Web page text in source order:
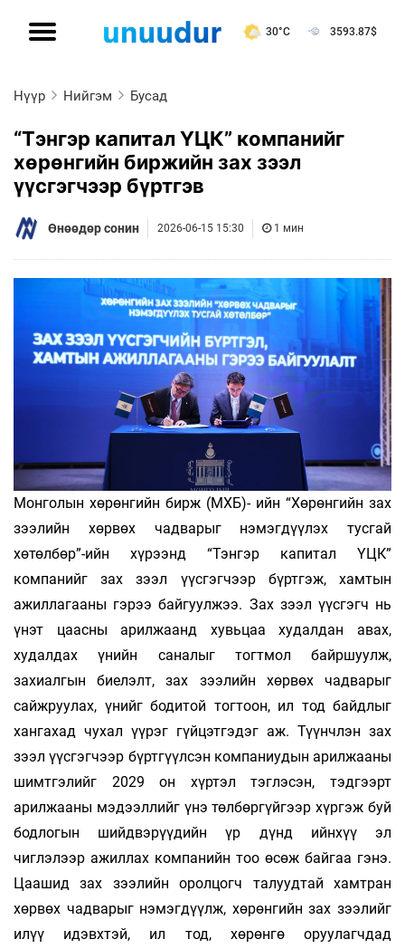
30°C 3593.87$
Нүүр Нийгэм Бусад
“Тэнгэр капитал ҮЦК” компанийг
хөрөнгийн биржийн зах зээл
үүсгэгчээр бүртгэв
Өнөөдөр сонин 2026-06-15 15:30 1 мин
Монголын хөрөнгийн бирж (МХБ)- ийн “Хөрөнгийн зах
зээлийн хөрвөх чадварыг нэмэгдүүлэх тусгай
хөтөлбөр”-ийн хүрээнд “Тэнгэр капитал ҮЦК”
компанийг зах зээл үүсгэгчээр бүртгэж, хамтын
ажиллагааны гэрээ байгуулжээ. Зах зээл үүсгэгч нь
үнэт цаасны арилжаанд хувьцаа худалдан авах,
худалдах үнийн саналыг тогтмол байршуулж,
захиалгын биелэлт, зах зээлийн хөрвөх чадварыг
сайжруулах, үнийг бодитой тогтоон, ил тод байдлыг
хангахад чухал үүрэг гүйцэтгэдэг аж. Түүнчлэн зах
зээл үүсгэгчээр бүртгүүлсэн компаниудын арилжааны
шимтгэлийг 2029 он хүртэл тэглэсэн, тэдгээрт
арилжааны мэдээллийг үнэ төлбөргүйгээр хүргэж буй
бодлогын шийдвэрүүдийн үр дүнд ийнхүү эл
чиглэлээр ажиллах компанийн тоо өсөж байгаа гэнэ.
Цаашид зах зээлийн оролцогч талуудтай хамтран
хөрвөх чадварыг нэмэгдүүлж, хөрөнгийн зах зээлийг
илүү идэвхтэй, ил тод, хөрөнгө оруулагчдад